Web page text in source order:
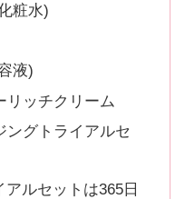
粧水)
液)
リッチクリーム
ングトライアルセ
ルセットは365日